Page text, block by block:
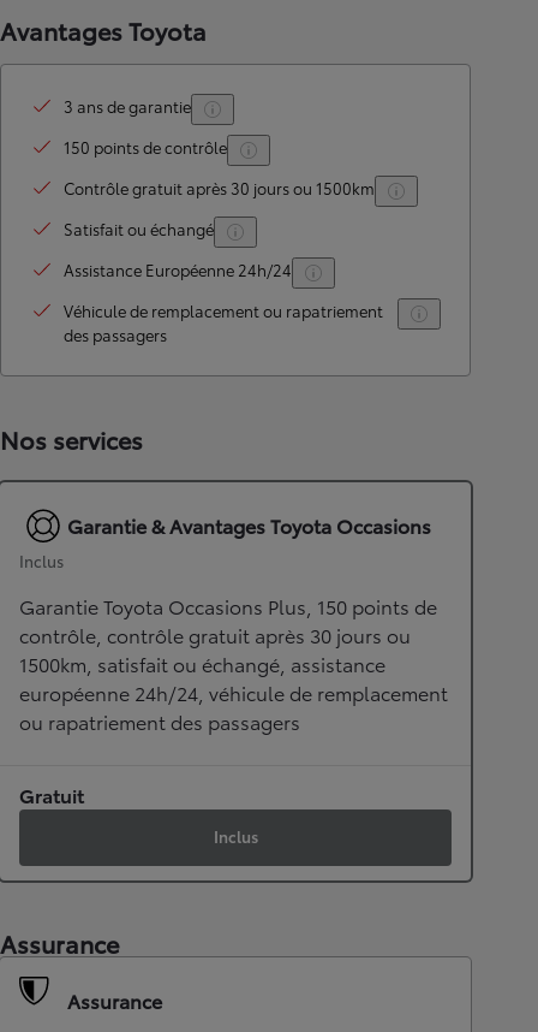
Avantages Toyota
3 ans de garantie
150 points de contrôle
Contrôle gratuit après 30 jours ou 1500km
Satisfait ou échangé
Assistance Européenne 24h/24
Véhicule de remplacement ou rapatriement
des passagers
Nos services
Garantie & Avantages Toyota Occasions
Inclus
Garantie Toyota Occasions Plus, 150 points de
contrôle, contrôle gratuit après 30 jours ou
1500km, satisfait ou échangé, assistance
européenne 24h/24, véhicule de remplacement
ou rapatriement des passagers
Gratuit
Inclus
Assurance
Assurance